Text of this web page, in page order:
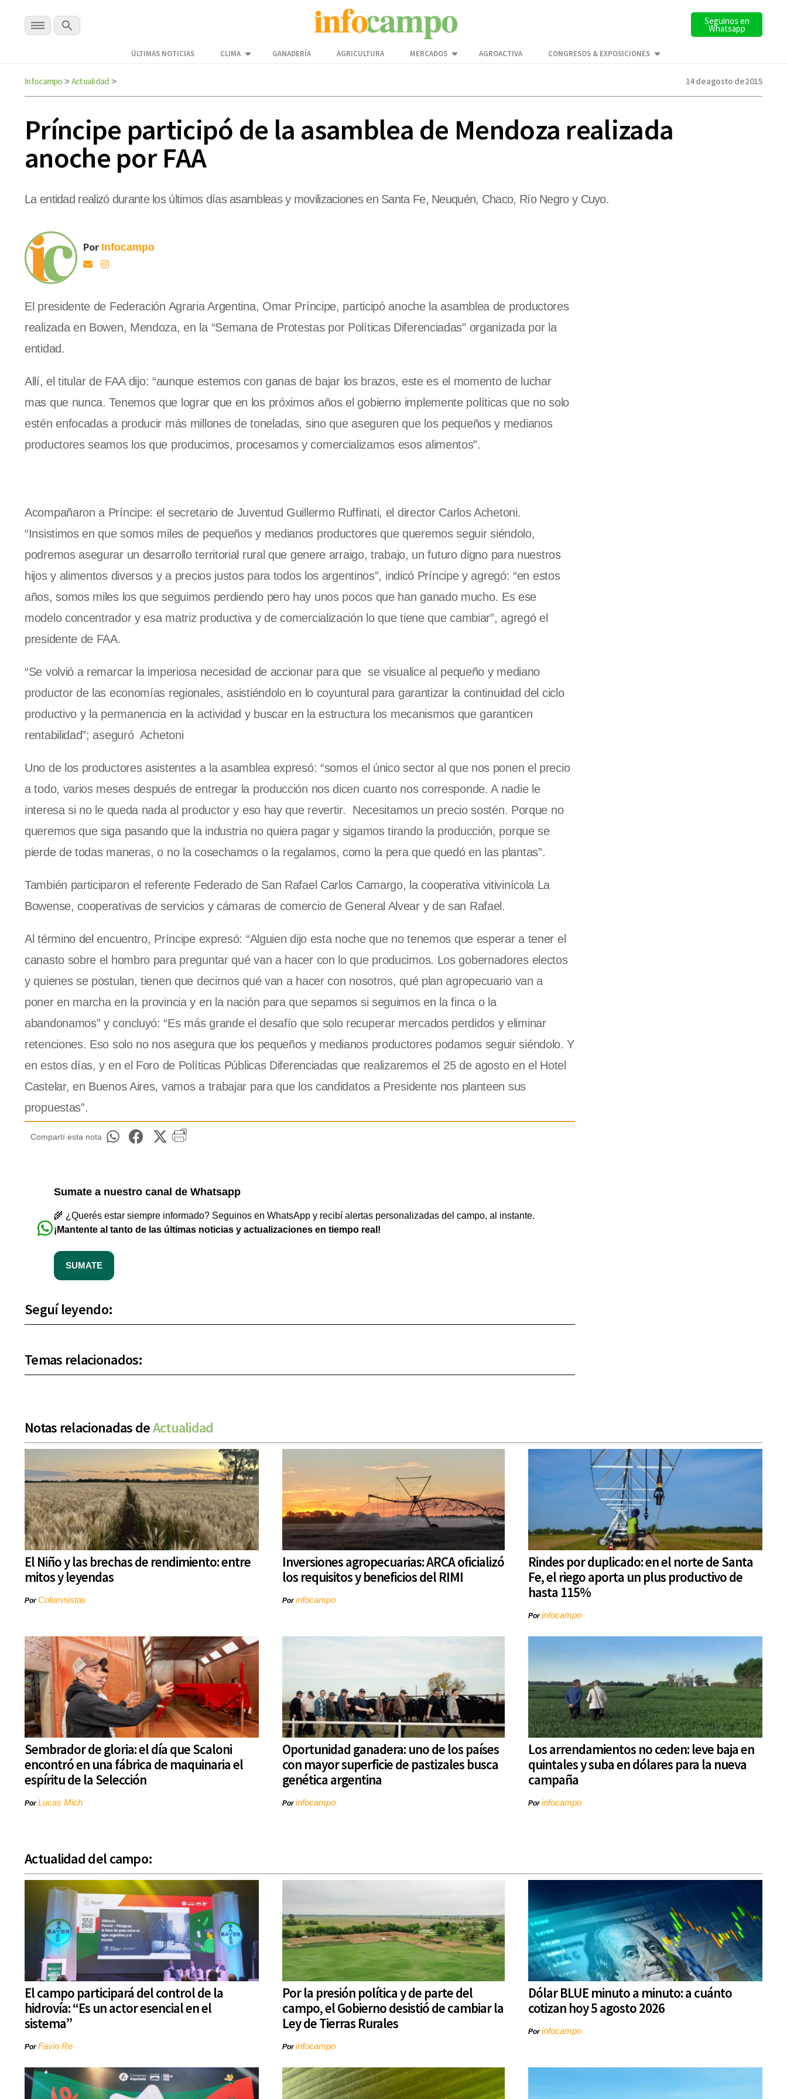
Seguinos en
Whatsapp
ÚLTIMAS NOTICIAS CLIMA GANADERÍA AGRICULTURA MERCADOS AGROACTIVA CONGRESOS & EXPOSICIONES
Infocampo > Actualidad > 14 de agosto de 2015
Príncipe participó de la asamblea de Mendoza realizada
anoche por FAA
La entidad realizó durante los últimos días asambleas y movilizaciones en Santa Fe, Neuquén, Chaco, Río Negro y Cuyo.
Por Infocampo
El presidente de Federación Agraria Argentina, Omar Príncipe, participó anoche la asamblea de productores
realizada en Bowen, Mendoza, en la “Semana de Protestas por Políticas Diferenciadas” organizada por la
entidad.
Allí, el titular de FAA dijo: “aunque estemos con ganas de bajar los brazos, este es el momento de luchar
mas que nunca. Tenemos que lograr que en los próximos años el gobierno implemente políticas que no solo
estén enfocadas a producir más millones de toneladas, sino que aseguren que los pequeños y medianos
productores seamos los que producimos, procesamos y comercializamos esos alimentos”.
Acompañaron a Príncipe: el secretario de Juventud Guillermo Ruffinati, el director Carlos Achetoni.
“Insistimos en que somos miles de pequeños y medianos productores que queremos seguir siéndolo,
podremos asegurar un desarrollo territorial rural que genere arraigo, trabajo, un futuro digno para nuestros
hijos y alimentos diversos y a precios justos para todos los argentinos”, indicó Príncipe y agregó: “en estos
años, somos miles los que seguimos perdiendo pero hay unos pocos que han ganado mucho. Es ese
modelo concentrador y esa matriz productiva y de comercialización lo que tiene que cambiar”, agregó el
presidente de FAA.
“Se volvió a remarcar la imperiosa necesidad de accionar para que se visualice al pequeño y mediano
productor de las economías regionales, asistiéndolo en lo coyuntural para garantizar la continuidad del ciclo
productivo y la permanencia en la actividad y buscar en la estructura los mecanismos que garanticen
rentabilidad”; aseguró Achetoni
Uno de los productores asistentes a la asamblea expresó: “somos el único sector al que nos ponen el precio
a todo, varios meses después de entregar la producción nos dicen cuanto nos corresponde. A nadie le
interesa si no le queda nada al productor y eso hay que revertir. Necesitamos un precio sostén. Porque no
queremos que siga pasando que la industria no quiera pagar y sigamos tirando la producción, porque se
pierde de todas maneras, o no la cosechamos o la regalamos, como la pera que quedó en las plantas”.
También participaron el referente Federado de San Rafael Carlos Camargo, la cooperativa vitivinícola La
Bowense, cooperativas de servicios y cámaras de comercio de General Alvear y de san Rafael.
Al término del encuentro, Príncipe expresó: “Alguien dijo esta noche que no tenemos que esperar a tener el
canasto sobre el hombro para preguntar qué van a hacer con lo que producimos. Los gobernadores electos
y quienes se postulan, tienen que decirnos qué van a hacer con nosotros, qué plan agropecuario van a
poner en marcha en la provincia y en la nación para que sepamos si seguimos en la finca o la
abandonamos” y concluyó: “Es más grande el desafío que solo recuperar mercados perdidos y eliminar
retenciones. Eso solo no nos asegura que los pequeños y medianos productores podamos seguir siéndolo. Y
en estos días, y en el Foro de Políticas Públicas Diferenciadas que realizaremos el 25 de agosto en el Hotel
Castelar, en Buenos Aires, vamos a trabajar para que los candidatos a Presidente nos planteen sus
propuestas”.
Compartí esta nota
Sumate a nuestro canal de Whatsapp
🌾 ¿Querés estar siempre informado? Seguinos en WhatsApp y recibí alertas personalizadas del campo, al instante.
¡Mantente al tanto de las últimas noticias y actualizaciones en tiempo real!
SUMATE
Seguí leyendo:
Temas relacionados:
Notas relacionadas deActualidad
El Niño y las brechas de rendimiento: entre
mitos y leyendas
PorColumnistas
Inversiones agropecuarias: ARCA oficializó
los requisitos y beneficios del RIMI
Porinfocampo
Rindes por duplicado: en el norte de Santa
Fe, el riego aporta un plus productivo de
hasta 115%
Porinfocampo
Sembrador de gloria: el día que Scaloni
encontró en una fábrica de maquinaria el
espíritu de la Selección
PorLucas Mich
Oportunidad ganadera: uno de los países
con mayor superficie de pastizales busca
genética argentina
Porinfocampo
Los arrendamientos no ceden: leve baja en
quintales y suba en dólares para la nueva
campaña
Porinfocampo
Actualidad del campo:
El campo participará del control de la
hidrovía: “Es un actor esencial en el
sistema”
PorFavio Re
Por la presión política y de parte del
campo, el Gobierno desistió de cambiar la
Ley de Tierras Rurales
Porinfocampo
Dólar BLUE minuto a minuto: a cuánto
cotizan hoy 5 agosto 2026
Porinfocampo